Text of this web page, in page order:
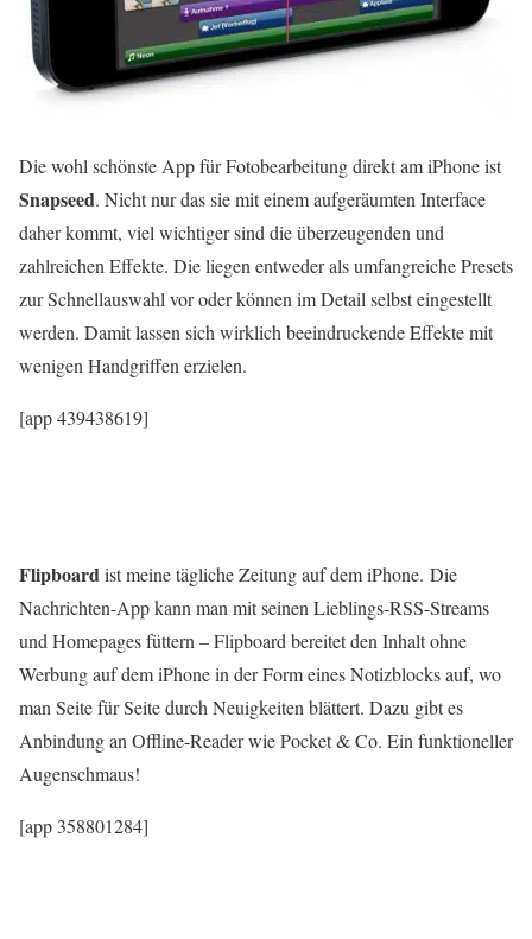
Die wohl schönste App für Fotobearbeitung direkt am iPhone ist
Snapseed. Nicht nur das sie mit einem aufgeräumten Interface
daher kommt, viel wichtiger sind die überzeugenden und
zahlreichen Effekte. Die liegen entweder als umfangreiche Presets
zur Schnellauswahl vor oder können im Detail selbst eingestellt
werden. Damit lassen sich wirklich beeindruckende Effekte mit
wenigen Handgriffen erzielen.
[app 439438619]
Flipboard ist meine tägliche Zeitung auf dem iPhone. Die
Nachrichten-App kann man mit seinen Lieblings-RSS-Streams
und Homepages füttern – Flipboard bereitet den Inhalt ohne
Werbung auf dem iPhone in der Form eines Notizblocks auf, wo
man Seite für Seite durch Neuigkeiten blättert. Dazu gibt es
Anbindung an Offline-Reader wie Pocket & Co. Ein funktioneller
Augenschmaus!
[app 358801284]